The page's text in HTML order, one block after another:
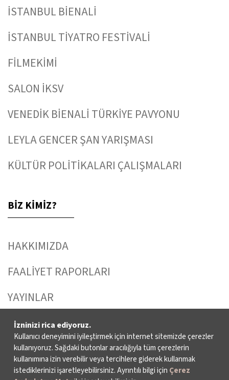
İSTANBUL BİENALİ
İSTANBUL TİYATRO FESTİVALİ
FİLMEKİMİ
SALON İKSV
VENEDİK BİENALİ TÜRKİYE PAVYONU
LEYLA GENCER ŞAN YARIŞMASI
KÜLTÜR POLİTİKALARI ÇALIŞMALARI
BİZ KİMİZ?
HAKKIMIZDA
FAALİYET RAPORLARI
YAYINLAR
İKSV’DE ÇALIŞMAK
BASIN
ARŞİV
İzninizi rica ediyoruz.
Kullanıcı deneyimini iyileştirmek için internet sitemizde çerezler
kullanıyoruz. Sağdaki butonlar aracılığıyla tüm çerezlerin
kullanımına izin verebilir veya tercihlere giderek kullanmak
istediklerinizi işaretleyebilirsiniz. Ayrıntılı bilgi için Çerez